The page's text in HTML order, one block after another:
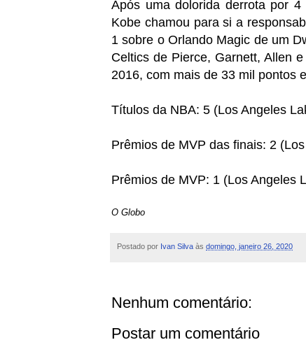
Após uma dolorida derrota por
Kobe chamou para si a
1 sobre o Orlando Magic de um
Celtics de Pierce, Garnett, Allen
2016, com mais de 33 mil pontos
Títulos da NBA: 5 (Los Angeles
Prêmios de MVP das finais: 2
Prêmios de MVP: 1 (Los Angeles
O Globo
Postado por Ivan Silva às domingo, janeiro 26, 2020
Nenhum comentário:
Postar um comentário